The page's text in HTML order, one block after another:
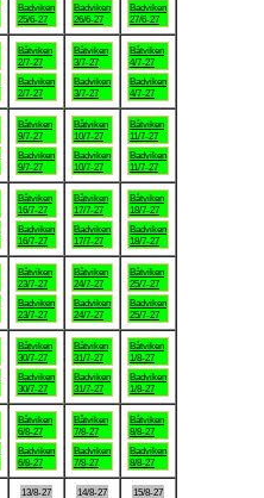
Badviken
25/6-27
Badviken
26/6-27
Badviken
27/6-27
Båtviken
2/7-27
Badviken
2/7-27
Båtviken
3/7-27
Badviken
3/7-27
Båtviken
4/7-27
Badviken
4/7-27
Båtviken
9/7-27
Badviken
9/7-27
Båtviken
10/7-27
Badviken
10/7-27
Båtviken
11/7-27
Badviken
11/7-27
Båtviken
16/7-27
Badviken
16/7-27
Båtviken
17/7-27
Badviken
17/7-27
Båtviken
18/7-27
Badviken
18/7-27
Båtviken
23/7-27
Badviken
23/7-27
Båtviken
24/7-27
Badviken
24/7-27
Båtviken
25/7-27
Badviken
25/7-27
Båtviken
30/7-27
Badviken
30/7-27
Båtviken
31/7-27
Badviken
31/7-27
Båtviken
1/8-27
Badviken
1/8-27
Båtviken
6/8-27
Badviken
6/8-27
Båtviken
7/8-27
Badviken
7/8-27
Båtviken
8/8-27
Badviken
8/8-27
13/8-27 14/8-27 15/8-27